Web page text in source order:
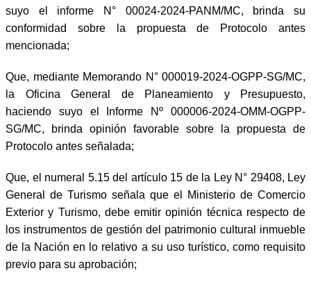
suyo el informe N° 00024-2024-PANM/MC, brinda su
conformidad sobre la propuesta de Protocolo antes
mencionada;
Que, mediante Memorando N° 000019-2024-OGPP-SG/MC,
la Oficina General de Planeamiento y Presupuesto,
haciendo suyo el Informe Nº 000006-2024-OMM-OGPP-
SG/MC, brinda opinión favorable sobre la propuesta de
Protocolo antes señalada;
Que, el numeral 5.15 del artículo 15 de la Ley N° 29408, Ley
General de Turismo señala que el Ministerio de Comercio
Exterior y Turismo, debe emitir opinión técnica respecto de
los instrumentos de gestión del patrimonio cultural inmueble
de la Nación en lo relativo a su uso turístico, como requisito
previo para su aprobación;